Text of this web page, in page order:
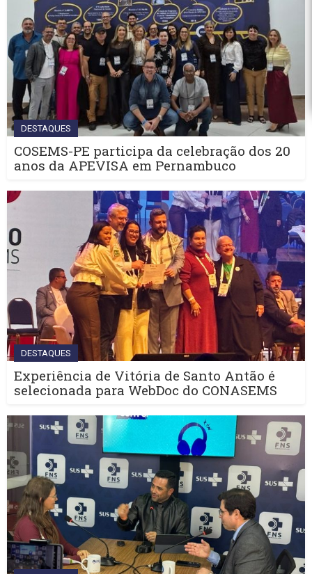
DESTAQUES
COSEMS-PE participa da celebração dos 20
anos da APEVISA em Pernambuco
DESTAQUES
Experiência de Vitória de Santo Antão é
selecionada para WebDoc do CONASEMS